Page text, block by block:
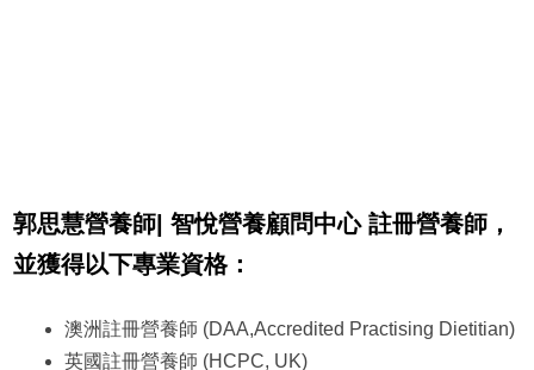
郭思慧營養師| 智悅營養顧問中心 註冊營養師，
並獲得以下專業資格：
澳洲註冊營養師 (DAA,Accredited Practising Dietitian)
英國註冊營養師 (HCPC, UK)